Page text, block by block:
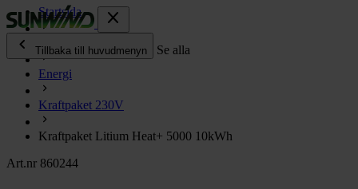
close
chevron_left
Tillbaka till huvudmenyn Se alla
Energi
Kök & Gasol chevron_right
Värme chevron_right
Vatten chevron_right
Startsida
Energi
Kraftpaket 230V
Kraftpaket Litium Heat+ 5000 10kWh
Art.nr 860244